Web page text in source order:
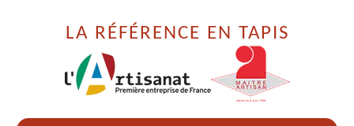
LA RÉFÉRENCE EN TAPIS